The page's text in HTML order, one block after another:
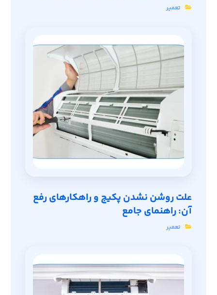
تعمیر
علت روشن نشدن پکیج و راهکارهای رفع
آن: راهنمای جامع
تعمیر